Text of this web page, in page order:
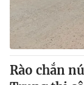
Rào chắn